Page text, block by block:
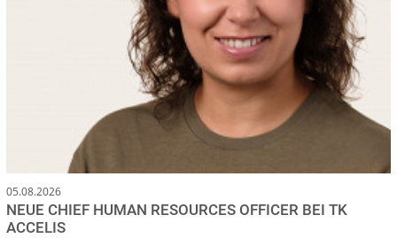
05.08.2026
NEUE CHIEF HUMAN RESOURCES OFFICER BEI TK
ACCELIS